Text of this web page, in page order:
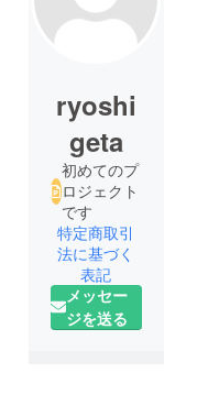
ryoshi
geta
初めてのプ
ロジェクト
です
特定商取引
法に基づく
表記
メッセー
ジを送る